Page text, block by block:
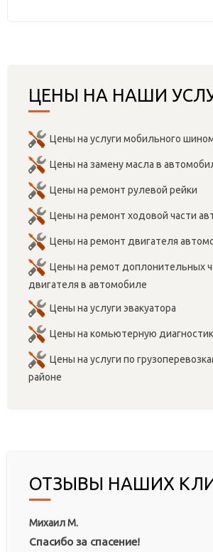
ЦЕНЫ НА НАШИ
Цены на услуги мобильного
Цены на замену масла в
Цены на ремонт рулевой рейки
Цены на ремонт ходовой части
Цены на ремонт двигателя
Цены на ремот доплонительных
двигателя в автомобиле
Цены на услуги эвакуатора
Цены на комьютерную
Цены на услуги по
районе
ОТЗЫВЫ НАШИХ
Михаил М.
Спасибо за спасение!